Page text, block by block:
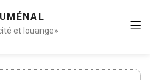
et louange»